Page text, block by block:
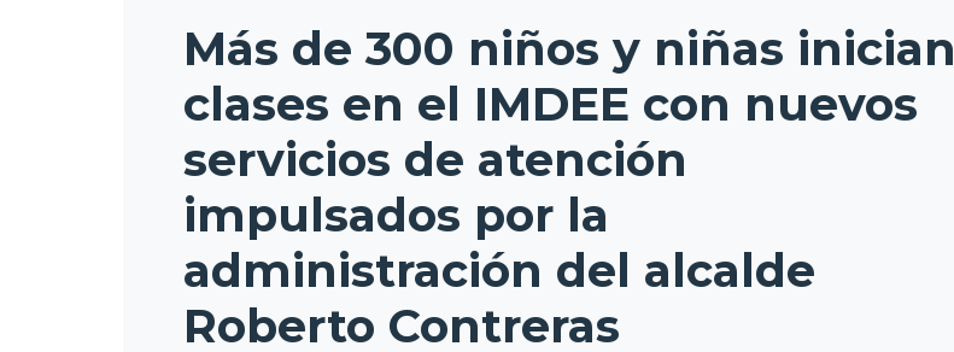
Más de 300 niños y niñas inician
clases en el IMDEE con nuevos
servicios de atención
impulsados por la
administración del alcalde
Roberto Contreras